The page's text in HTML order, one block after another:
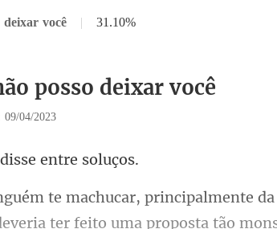
você | 31.10%
posso deixar você
09/04/2023
almente